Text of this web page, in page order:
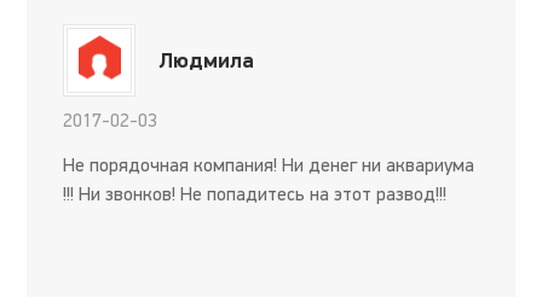
Людмила
2017-02-03
Не порядочная компания! Ни денег ни аквариума
!!! Ни звонков! Не попадитесь на этот развод!!!